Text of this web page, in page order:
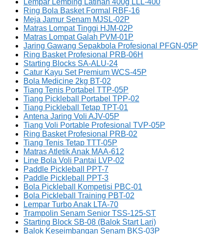
Lempar Lembing Latihan 400g LLL-400
Ring Bola Basket Formal RBF-16
Meja Jamur Senam MJSL-02P
Matras Lompat Tinggi HJM-02P
Matras Lompat Galah PVM-01P
Jaring Gawang Sepakbola Profesional PFGN-05P
Ring Basket Profesional PRB-06H
Starting Blocks SA-ALU-24
Catur Kayu Set Premium WCS-45P
Bola Medicine 2kg BT-02
Tiang Tenis Portabel TTP-05P
Tiang Pickleball Portabel TPP-02
Tiang Pickleball Tetap TPT-01
Antena Jaring Voli AJV-05P
Tiang Voli Portable Profesional TVP-05P
Ring Basket Profesional PRB-02
Tiang Tenis Tetap TTT-05P
Matras Atletik Anak MAA-612
Line Bola Voli Pantai LVP-02
Paddle Pickleball PPT-7
Paddle Pickleball PPT-3
Bola Pickleball Kompetisi PBC-01
Bola Pickleball Training PBT-02
Lempar Turbo Anak LTA-70
Trampolin Senam Senior TSS-125-ST
Starting Block SB-08 (Balok Start Lari)
Balok Keseimbangan Senam BKS-03P